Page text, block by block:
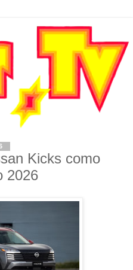
Kicks como
2026